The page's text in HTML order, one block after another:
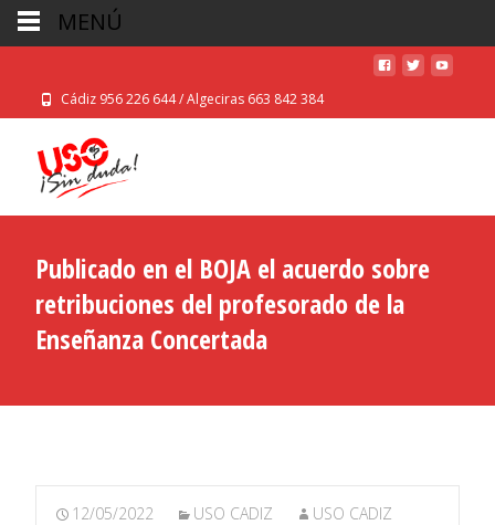
Cádiz 956 226 644 / Algeciras 663 842 384
Publicado en el BOJA el acuerdo sobre
retribuciones del profesorado de la
Enseñanza Concertada
12/05/2022 USO CADIZ USO CADIZ
MENÚ